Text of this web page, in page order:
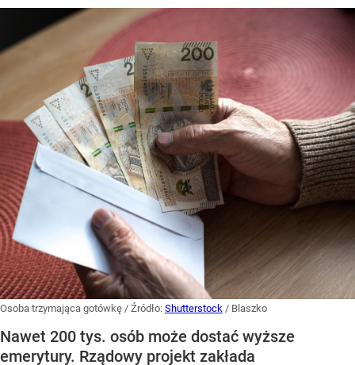
Osoba trzymająca gotówkę / Źródło: Shutterstock / Blaszko
Nawet 200 tys. osób może dostać wyższe
emerytury. Rządowy projekt zakłada